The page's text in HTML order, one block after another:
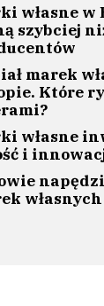
własne w
szybciej
marek
Które
własne
i
własnych